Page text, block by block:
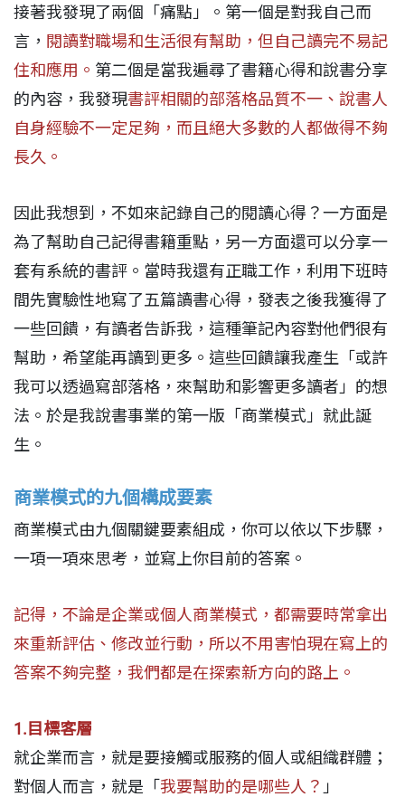
接著我發現了兩個「痛點」。第一個是對我自己而
言， 閱讀對職場和生活很有幫助，但自己讀完不易記
住和應用。 第二個是當我遍尋了書籍心得和說書分享
的內容，我發現書評相關的部落格品質不一、說書人
自身經驗不一定足夠，而且絕大多數的人都做得不夠
長久。
因此我想到，不如來記錄自己的閱讀心得？一方面是
為了幫助自己記得書籍重點，另一方面還可以分享一
套有系統的書評。當時我還有正職工作，利用下班時
間先實驗性地寫了五篇讀書心得，發表之後我獲得了
一些回饋，有讀者告訴我，這種筆記內容對他們很有
幫助，希望能再讀到更多。這些回饋讓我產生「或許
我可以透過寫部落格，來幫助和影響更多讀者」的想
法。於是我說書事業的第一版「商業模式」就此誕
生。
商業模式的九個構成要素
商業模式由九個關鍵要素組成，你可以依以下步驟，
一項一項來思考，並寫上你目前的答案。
記得，不論是企業或個人商業模式，都需要時常拿出
來重新評估、修改並行動，所以不用害怕現在寫上的
答案不夠完整，我們都是在探索新方向的路上。
1.目標客層
就企業而言，就是要接觸或服務的個人或組織群體；
對個人而言，就是「我要幫助的是哪些人？ 」